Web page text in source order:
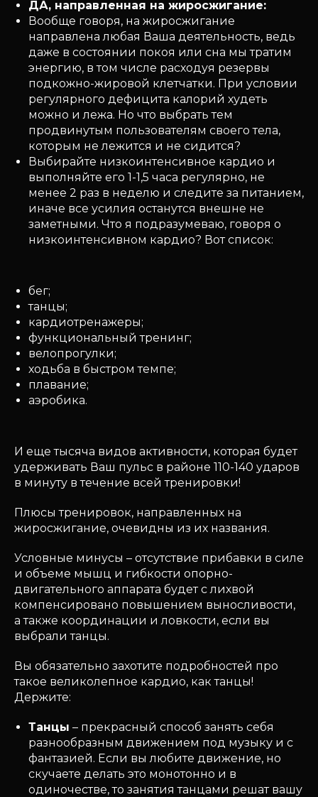
ДА, направленная на жиросжигание:
Вообще говоря, на жиросжигание
направлена любая Ваша деятельность, ведь
даже в состоянии покоя или сна мы тратим
энергию, в том числе расходуя резервы
подкожно-жировой клетчатки. При условии
регулярного дефицита калорий худеть
можно и лежа. Но что выбрать тем
продвинутым пользователям своего тела,
которым не лежится и не сидится?
Выбирайте низкоинтенсивное кардио и
выполняйте его 1-1,5 часа регулярно, не
менее 2 раз в неделю и следите за питанием,
иначе все усилия останутся внешне не
заметными. Что я подразумеваю, говоря о
низкоинтенсивном кардио? Вот список:
бег;
танцы;
кардиотренажеры;
функциональный тренинг;
велопрогулки;
ходьба в быстром темпе;
плавание;
аэробика.
И еще тысяча видов активности, которая будет
удерживать Ваш пульс в районе 110-140 ударов
в минуту в течение всей тренировки!
Плюсы тренировок, направленных на
жиросжигание, очевидны из их названия.
Условные минусы – отсутствие прибавки в силе
и объеме мышц и гибкости опорно-
двигательного аппарата будет с лихвой
компенсировано повышением выносливости,
а также координации и ловкости, если вы
выбрали танцы.
Вы обязательно захотите подробностей про
такое великолепное кардио, как танцы!
Держите:
Танцы – прекрасный способ занять себя
разнообразным движением под музыку и с
фантазией. Если вы любите движение, но
скучаете делать это монотонно и в
одиночестве, то занятия танцами решат вашу